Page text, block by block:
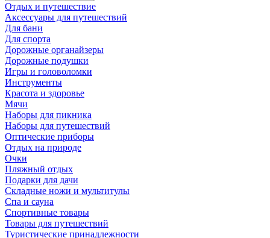
Отдых и путешествие
Аксессуары для путешествий
Для бани
Для спорта
Дорожные органайзеры
Дорожные подушки
Игры и головоломки
Инструменты
Красота и здоровье
Мячи
Наборы для пикника
Наборы для путешествий
Оптические приборы
Отдых на природе
Очки
Пляжный отдых
Подарки для дачи
Складные ножи и мультитулы
Спа и сауна
Спортивные товары
Товары для путешествий
Туристические принадлежности